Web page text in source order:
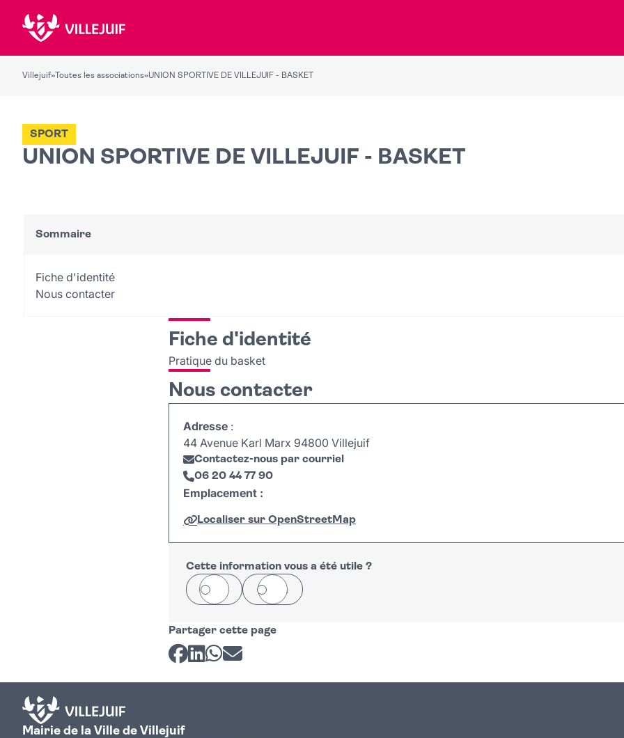
Villejuif» Toutes les associations»UNION SPORTIVE DE VILLEJUIF - BASKET
UNION SPORTIVE DE VILLEJUIF - BASKET
SPORT
Sommaire
Fiche d'identité
Nous contacter
Fiche d'identité
Pratique du basket
Nous contacter
Adresse :
44 Avenue Karl Marx 94800 Villejuif
Contactez-nous par courriel
06 20 44 77 90
Emplacement :
Localiser sur OpenStreetMap
+
−
Cette information vous a été utile ?
Oui Non
Partager cette page
Partager sur Facebook
Partager sur LinkedIn
Partager sur Whatsapp
Partager par courriel
Mairie de la Ville de Villejuif